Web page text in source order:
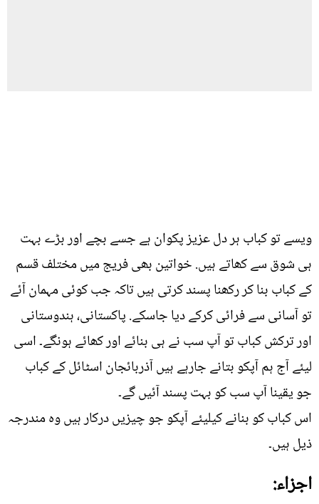
ویسے تو کباب ہر دل عزیز پکوان ہے جسے بچے اور بڑے بہت
ہی شوق سے کھاتے ہیں. خواتین بھی فریج میں مختلف قسم
کے کباب بنا کر رکھنا پسند کرتی ہیں تاکہ جب کوئی مہمان آئے
تو آسانی سے فرائی کرکے دیا جاسکے. پاکستانی، ہندوستانی
اور ترکش کباب تو آپ سب نے ہی بنائے اور کھائے ہونگے۔ اسی
لیئے آج ہم آپکو بتانے جارہے ہیں آذربائجان اسٹائل کے کباب
جو یقینا آپ سب کو بہت پسند آئیں گے۔
اس کباب کو بنانے کیلیئے آپکو جو چیزیں درکار ہیں وہ مندرجہ
ذیل ہیں۔
اجزاء: